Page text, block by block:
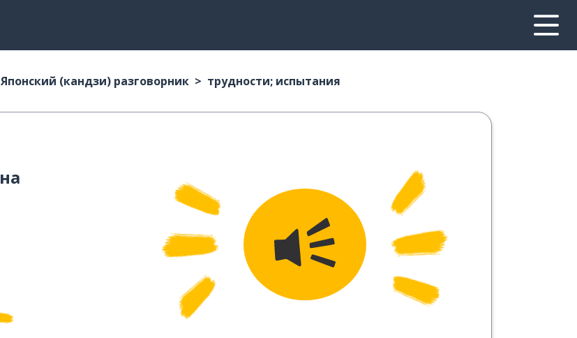
Японский (кандзи) разговорник трудности; испытания
на